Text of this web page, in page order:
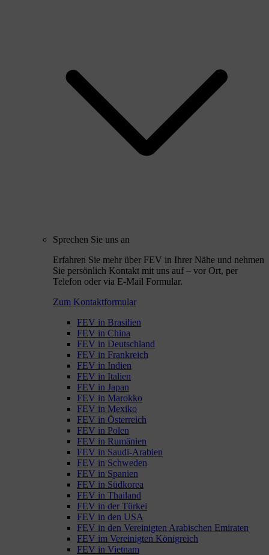
Sprechen Sie uns an
Erfahren Sie mehr über FEV in Ihrer Nähe und nehmen
Sie persönlich Kontakt mit uns auf – vor Ort, per
Telefon oder via E-Mail Formular.
Zum Kontaktformular
FEV in Brasilien
FEV in China
FEV in Deutschland
FEV in Frankreich
FEV in Indien
FEV in Italien
FEV in Japan
FEV in Marokko
FEV in Mexiko
FEV in Österreich
FEV in Polen
FEV in Rumänien
FEV in Saudi-Arabien
FEV in Schweden
FEV in Spanien
FEV in Südkorea
FEV in Thailand
FEV in der Türkei
FEV in den USA
FEV in den Vereinigten Arabischen Emiraten
FEV im Vereinigten Königreich
FEV in Vietnam